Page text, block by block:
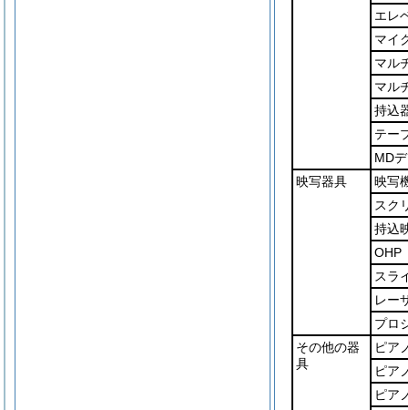
エレ
マイ
マル
マル
持込
テー
MD
映写器具
映写
スク
持込
OHP
スラ
レー
プロ
その他の器
具
ピア
ピア
ピア